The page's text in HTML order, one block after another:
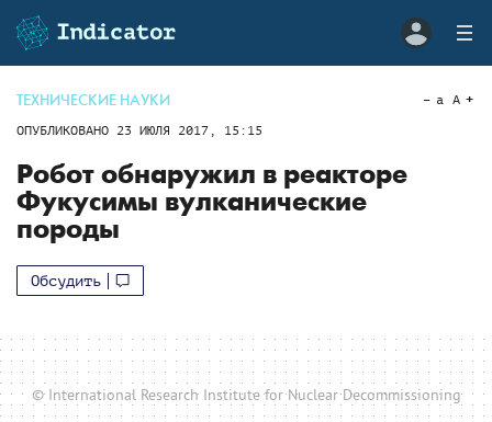
ТЕХНИЧЕСКИЕ НАУКИ
ОПУБЛИКОВАНО 23 ИЮЛЯ 2017, 15:15
a A
Робот обнаружил в реакторе
Фукусимы вулканические
породы
Обсудить
© International Research Institute for Nuclear Decommissioning